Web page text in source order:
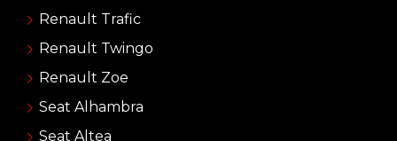
Renault Trafic
Renault Twingo
Renault Zoe
Seat Alhambra
Seat Altea